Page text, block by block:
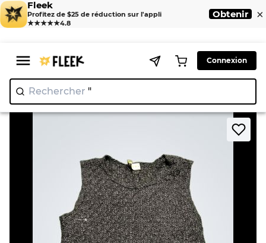
Fleek
Profitez de $25 de réduction sur l'appli
★★★★★4.8
Obtenir ×
Connexion
Rechercher "Ni
Home > Knitwear > NINETY Sleeveless Textured Top